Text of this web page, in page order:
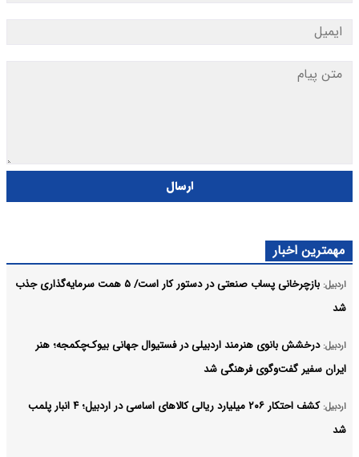
ارسال
مهمترین اخبار
اردبیل:
بازچرخانی پساب صنعتی در دستور کار است/ ۵ همت سرمایه‌گذاری جذب
شد
اردبیل: درخشش بانوی هنرمند اردبیلی در فستیوال جهانی بیوک‌چکمجه؛ هنر
ایران سفیر گفت‌وگوی فرهنگی شد
اردبیل:
کشف احتکار ۲۰۶ میلیارد ریالی کالاهای اساسی در اردبیل؛ ۴ انبار پلمب
شد